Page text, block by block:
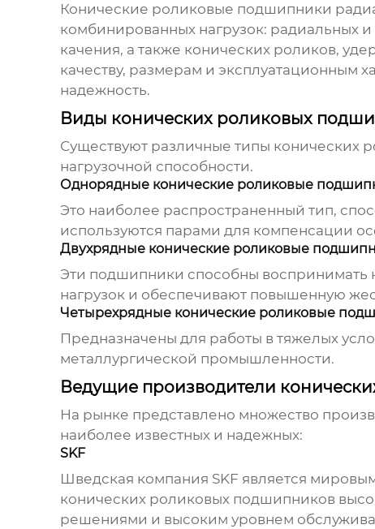
Конические роликовые подшипники
комбинированных нагрузок: радиальных
качения, а также конических роликов,
качеству, размерам и эксплуатационным
надежность.
Виды конических роликовых
Существуют различные типы конических
нагрузочной способности.
Однорядные конические роликовые
Это наиболее распространенный тип,
используются парами для компенсации
Двухрядные конические роликовые
Эти подшипники способны воспринимать
нагрузок и обеспечивают повышенную
Четырехрядные конические роликовые
Предназначены для работы в тяжелых
металлургической промышленности.
Ведущие производители
На рынке представлено множество
наиболее известных и надежных:
SKF
Шведская компания SKF является
конических роликовых подшипников
решениями и высоким уровнем